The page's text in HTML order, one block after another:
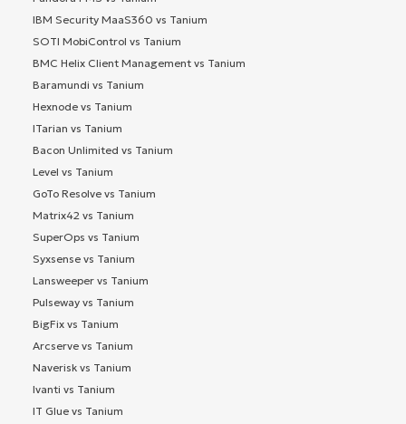
IBM Security MaaS360 vs Tanium
SOTI MobiControl vs Tanium
BMC Helix Client Management vs Tanium
Baramundi vs Tanium
Hexnode vs Tanium
ITarian vs Tanium
Bacon Unlimited vs Tanium
Level vs Tanium
GoTo Resolve vs Tanium
Matrix42 vs Tanium
SuperOps vs Tanium
Syxsense vs Tanium
Lansweeper vs Tanium
Pulseway vs Tanium
BigFix vs Tanium
Arcserve vs Tanium
Naverisk vs Tanium
Ivanti vs Tanium
IT Glue vs Tanium